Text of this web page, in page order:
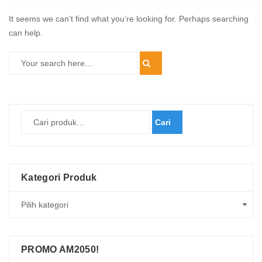
It seems we can’t find what you’re looking for. Perhaps searching
can help.
Cari
Kategori Produk
PROMO AM2050!